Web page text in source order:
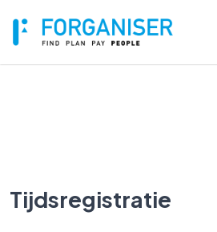
À propos de Forganiser
Tijdsregistratie